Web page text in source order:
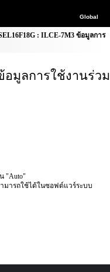
Global
: ILCE-7M3 ข้อมูลการ
อมูลการใช้งานร่วม
"Auto"
มารถใช้ได้ในซอฟต์แวร์ระบบ